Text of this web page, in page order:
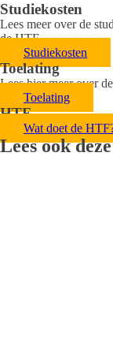
Studiekosten
Lees meer over de
de HTF
Studiekosten
Toelating
Lees hier meer over
Toelating
HTF
Wat doet de
Lees ook